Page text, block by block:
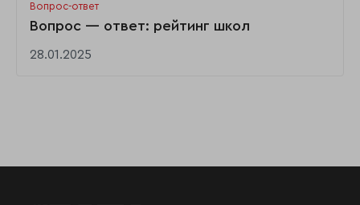
Вопрос-ответ
Вопрос — ответ: рейтинг школ
28.01.2025